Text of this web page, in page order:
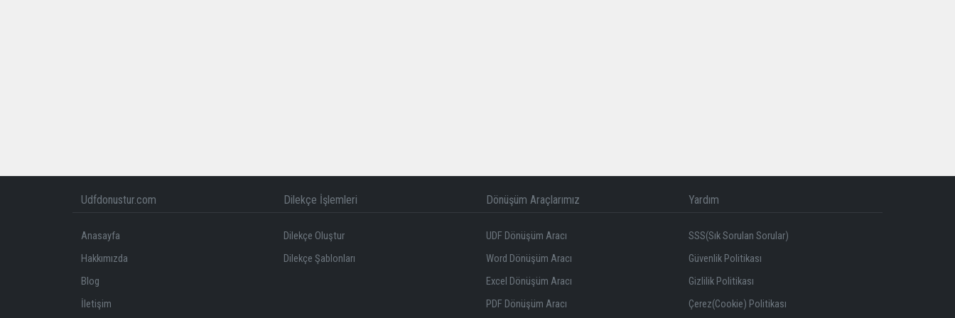
Udfdonustur.com
Anasayfa
Hakkımızda
Blog
İletişim
Dilekçe İşlemleri
Dilekçe Oluştur
Dilekçe Şablonları
Dönüşüm Araçlarımız
UDF Dönüşüm Aracı
Word Dönüşüm Aracı
Excel Dönüşüm Aracı
PDF Dönüşüm Aracı
Yardım
SSS(Sık Sorulan Sorular)
Güvenlik Politikası
Gizlilik Politikası
Çerez(Cookie) Politikası